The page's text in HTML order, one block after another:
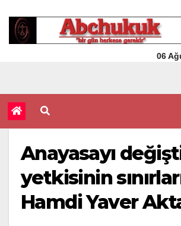
06
Anayasayı
yetkisinin
Hamdi Yaver